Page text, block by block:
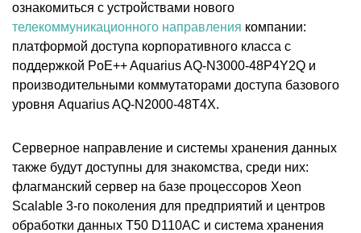
ознакомиться с устройствами нового
телекоммуникационного направления компании:
платформой доступа корпоративного класса с
поддержкой PoE++ Aquarius AQ-N3000-48P4Y2Q и
производительными коммутаторами доступа базового
уровня Aquarius AQ-N2000-48T4X.
Серверное направление и системы хранения данных
также будут доступны для знакомства, среди них:
флагманский сервер на базе процессоров Xeon
Scalable 3-го поколения для предприятий и центров
обработки данных T50 D110AC и система хранения